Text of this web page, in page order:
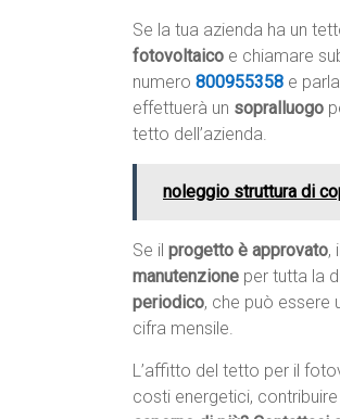
Se la tua azienda ha un
fotovoltaico e chiamare
numero 800955358 e
effettuerà un sopralluogo
tetto dell’azienda.
noleggio struttura di
Se il progetto è approvato,
manutenzione per tutta la
periodico, che può essere
cifra mensile.
L’affitto del tetto per il
costi energetici,